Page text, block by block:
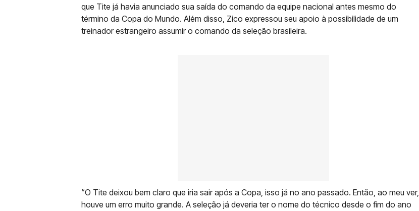
que Tite já havia anunciado sua saída do comando da equipe nacional antes mesmo do
término da Copa do Mundo. Além disso, Zico expressou seu apoio à possibilidade de um
treinador estrangeiro assumir o comando da seleção brasileira.
“O Tite deixou bem claro que iria sair após a Copa, isso já no ano passado. Então, ao meu ver,
houve um erro muito grande. A seleção já deveria ter o nome do técnico desde o fim do ano